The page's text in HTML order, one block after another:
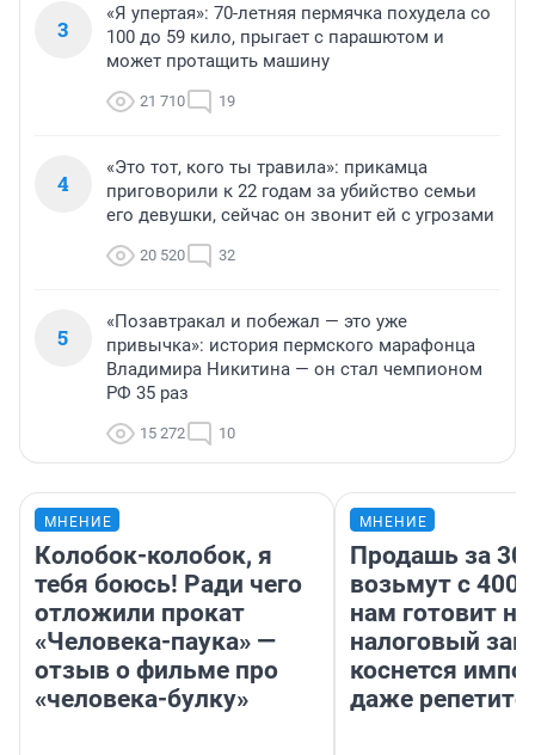
3
«Я упертая»: 70-летняя пермячка похудела со
100 до 59 кило, прыгает с парашютом и
может протащить машину
21 710 19
4
«Это тот, кого ты травила»: прикамца
приговорили к 22 годам за убийство семьи
его девушки, сейчас он звонит ей с угрозами
20 520 32
5
«Позавтракал и побежал — это уже
привычка»: история пермского марафонца
Владимира Никитина — он стал чемпионом
РФ 35 раз
15 272 10
МНЕНИЕ
Колобок-колобок, я
тебя боюсь! Ради чего
отложили прокат
«Человека-паука» —
отзыв о фильме про
«человека-булку»
МНЕНИЕ
Продашь за
возьмут с
нам готовит
налоговый
коснется
даже